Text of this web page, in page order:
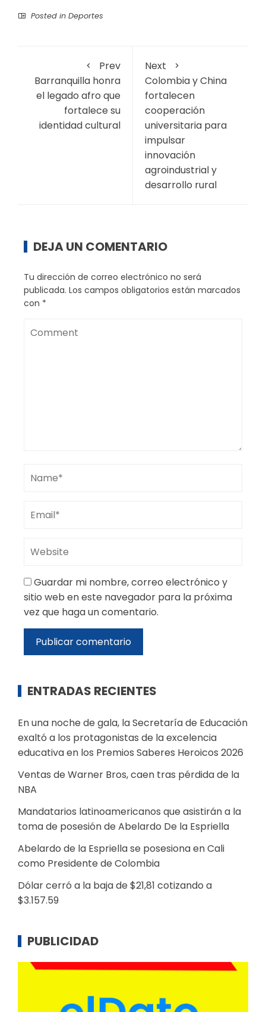
Posted in Deportes
Prev
Barranquilla honra
el legado afro que
fortalece su
identidad cultural
Next
Colombia y China
fortalecen
cooperación
universitaria para
impulsar
innovación
agroindustrial y
desarrollo rural
DEJA UN COMENTARIO
Tu dirección de correo electrónico no será
publicada. Los campos obligatorios están marcados
con *
Guardar mi nombre, correo electrónico y
sitio web en este navegador para la próxima
vez que haga un comentario.
ENTRADAS RECIENTES
En una noche de gala, la Secretaría de Educación
exaltó a los protagonistas de la excelencia
educativa en los Premios Saberes Heroicos 2026
Ventas de Warner Bros, caen tras pérdida de la
NBA
Mandatarios latinoamericanos que asistirán a la
toma de posesión de Abelardo De la Espriella
Abelardo de la Espriella se posesiona en Cali
como Presidente de Colombia
Dólar cerró a la baja de $21,81 cotizando a
$3.157.59
PUBLICIDAD